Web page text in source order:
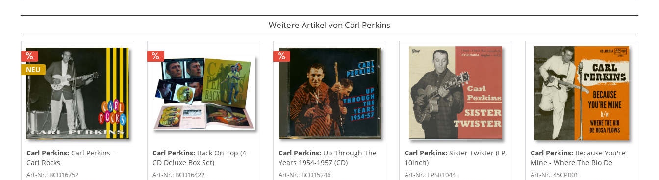
Weitere Artikel von Carl Perkins
NEU
Carl Perkins: Carl Perkins -
Carl Rocks
Art-Nr.: BCD16752
Carl Perkins: Back On Top (4-
CD Deluxe Box Set)
Art-Nr.: BCD16422
Carl Perkins: Up Through The
Years 1954-1957 (CD)
Art-Nr.: BCD15246
Carl Perkins: Sister Twister (LP,
10inch)
Art-Nr.: LPSR1044
Carl Perkins: Because You're
Mine - Where The Rio De
Rosa...
Art-Nr.: 45CP001